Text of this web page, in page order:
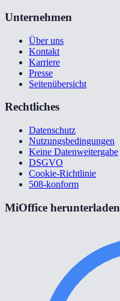
Unternehmen
Über uns
Kontakt
Karriere
Presse
Seitenübersicht
Rechtliches
Datenschutz
Nutzungsbedingungen
Keine Datenweitergabe
DSGVO
Cookie-Richtlinie
508-konform
MiOffice herunterladen